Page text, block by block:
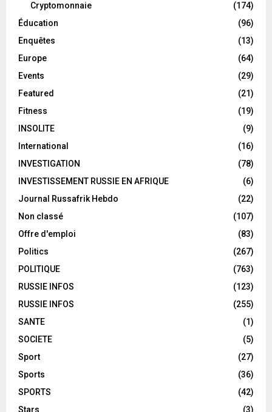
Cryptomonnaie
(174)
Éducation
(96)
Enquêtes
(13)
Europe
(64)
Events
(29)
Featured
(21)
Fitness
(19)
INSOLITE
(9)
International
(16)
INVESTIGATION
(78)
INVESTISSEMENT RUSSIE EN AFRIQUE
(6)
Journal Russafrik Hebdo
(22)
Non classé
(107)
Offre d'emploi
(83)
Politics
(267)
POLITIQUE
(763)
RUSSIE INFOS
(123)
RUSSIE INFOS
(255)
SANTE
(1)
SOCIETE
(5)
Sport
(27)
Sports
(36)
SPORTS
(42)
Stars
(3)